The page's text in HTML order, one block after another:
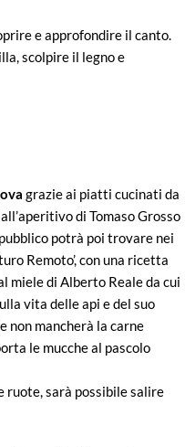
e approfondire il canto.
scolpire il legno e
grazie ai piatti cucinati da
di Tomaso Grosso
potrà poi trovare nei
Remoto’, con una ricetta
miele di Alberto Reale da cui
vita delle api e del suo
non mancherà la carne
le mucche al pascolo
ruote, sarà possibile salire